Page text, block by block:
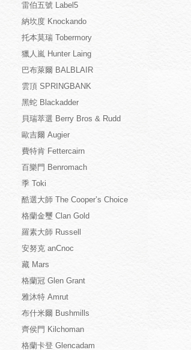
雷伯五號 Label5
納坎度 Knockando
托本莫瑞 Tobermory
獵人嵐 Hunter Laing
巴布萊爾 BALBLAIR
雲頂 SPRINGBANK
黑蛇 Blackadder
貝瑞萃選 Berry Bros & Rudd
歐吉爾 Augier
費特肯 Fettercairn
百樂門 Benromach
季 Toki
酷選大師 The Cooper’s Choice
格蘭金璽 Clan Gold
羅素大師 Russell
安努克 anCnoc
藏 Mars
格蘭冠 Glen Grant
雅沐特 Amrut
布什米爾 Bushmills
齊侯門 Kilchoman
格蘭卡登 Glencadam